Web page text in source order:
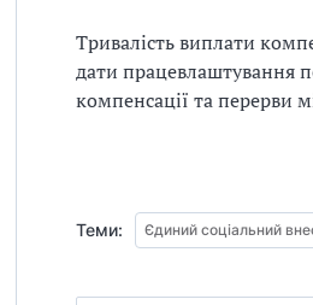
Тривалість виплати
дати працевлаштування
компенсації та перерви
Теми: Єдиний соціальний